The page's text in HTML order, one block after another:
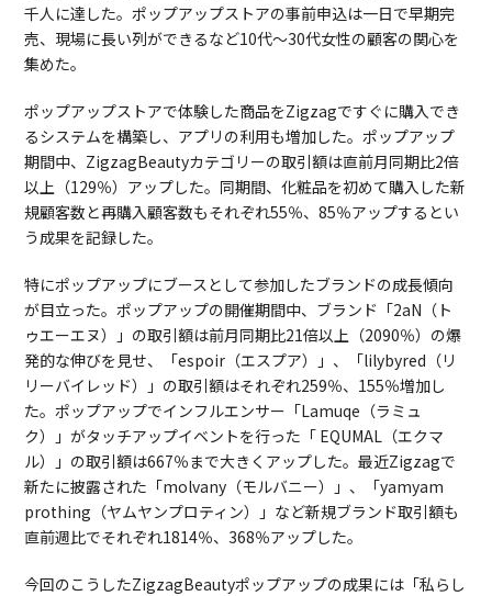
千人に達した。ポップアップストアの事前申込は一日で早期完
売、現場に長い列ができるなど10代～30代女性の顧客の関心を
集めた。
ポップアップストアで体験した商品をZigzagですぐに購入でき
るシステムを構築し、アプリの利用も増加した。ポップアップ
期間中、ZigzagBeautyカテゴリーの取引額は直前月同期比2倍
以上（129％）アップした。同期間、化粧品を初めて購入した新
規顧客数と再購入顧客数もそれぞれ55％、85％アップするとい
う成果を記録した。
特にポップアップにブースとして参加したブランドの成長傾向
が目立った。ポップアップの開催期間中、ブランド「2aN（ト
ゥエーエヌ）」の取引額は前月同期比21倍以上（2090％）の爆
発的な伸びを見せ、「espoir（エスプア）」、「lilybyred（リ
リーバイレッド）」の取引額はそれぞれ259％、155％増加し
た。ポップアップでインフルエンサー「Lamuqe（ラミュ
ク）」がタッチアップイベントを行った「 EQUMAL（エクマ
ル）」の取引額は667％まで大きくアップした。最近Zigzagで
新たに披露された「molvany（モルバニー）」、「yamyam
prothing（ヤムヤンプロティン）」など新規ブランド取引額も
直前週比でそれぞれ1814％、368％アップした。
今回のこうしたZigzagBeautyポップアップの成果には「私らし